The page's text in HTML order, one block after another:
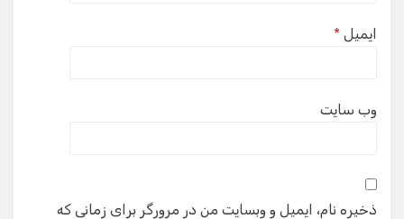
ایمیل *
وب‌ سایت
ذخیره نام، ایمیل و وبسایت من در مرورگر برای زمانی که